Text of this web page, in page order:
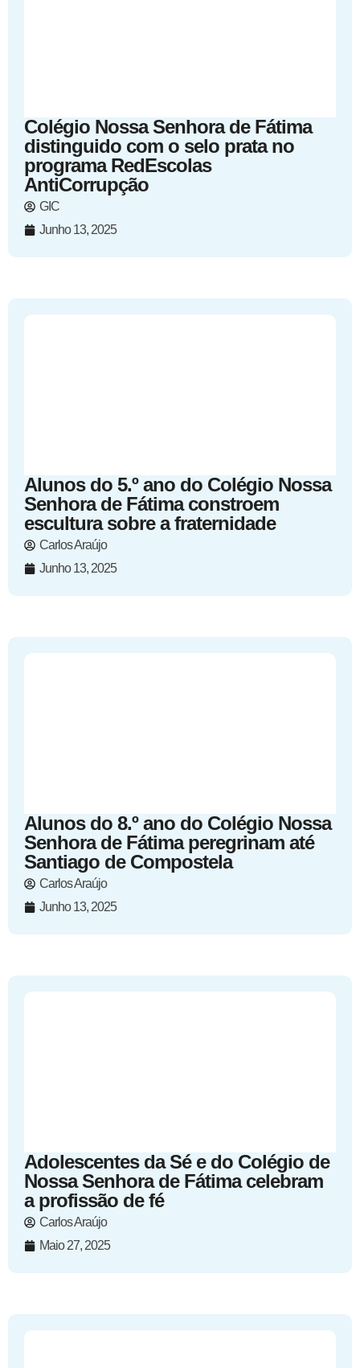
Colégio Nossa Senhora de Fátima
distinguido com o selo prata no
programa RedEscolas
AntiCorrupção
GIC
Junho 13, 2025
Alunos do 5.º ano do Colégio Nossa
Senhora de Fátima constroem
escultura sobre a fraternidade
Carlos Araújo
Junho 13, 2025
Alunos do 8.º ano do Colégio Nossa
Senhora de Fátima peregrinam até
Santiago de Compostela
Carlos Araújo
Junho 13, 2025
Adolescentes da Sé e do Colégio de
Nossa Senhora de Fátima celebram
a profissão de fé
Carlos Araújo
Maio 27, 2025